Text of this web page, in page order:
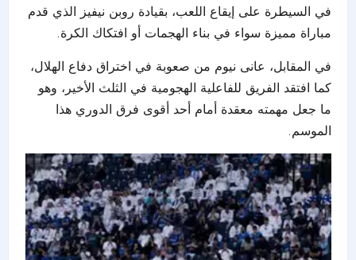
في السيطرة على إيقاع اللعب، بقيادة روبن نيفيز الذي قدم
مباراة مميزة سواء في بناء الهجمات أو افتكاك الكرة.
في المقابل، عانى نيوم من صعوبة في اختراق دفاع الهلال،
كما افتقد الفريق للفاعلية الهجومية في الثلث الأخير، وهو
ما جعل مهمته معقدة أمام أحد أقوى فرق الدوري هذا
الموسم.